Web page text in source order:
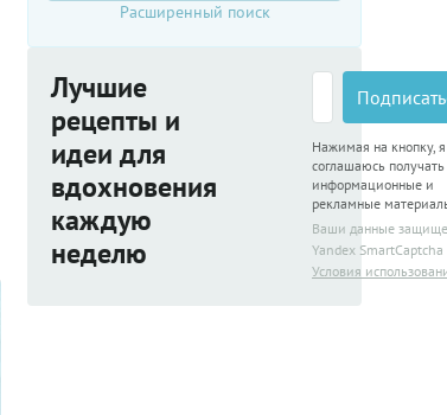
Расширенный поиск
Лучшие
рецепты и
идеи для
вдохновения
каждую
неделю
Нажимая на кнопку, я
соглашаюсь получать
информационные и
рекламные
Ваши данные
Yandex SmartCaptcha
Условия